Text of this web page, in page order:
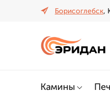
Борисоглебск,
Камины